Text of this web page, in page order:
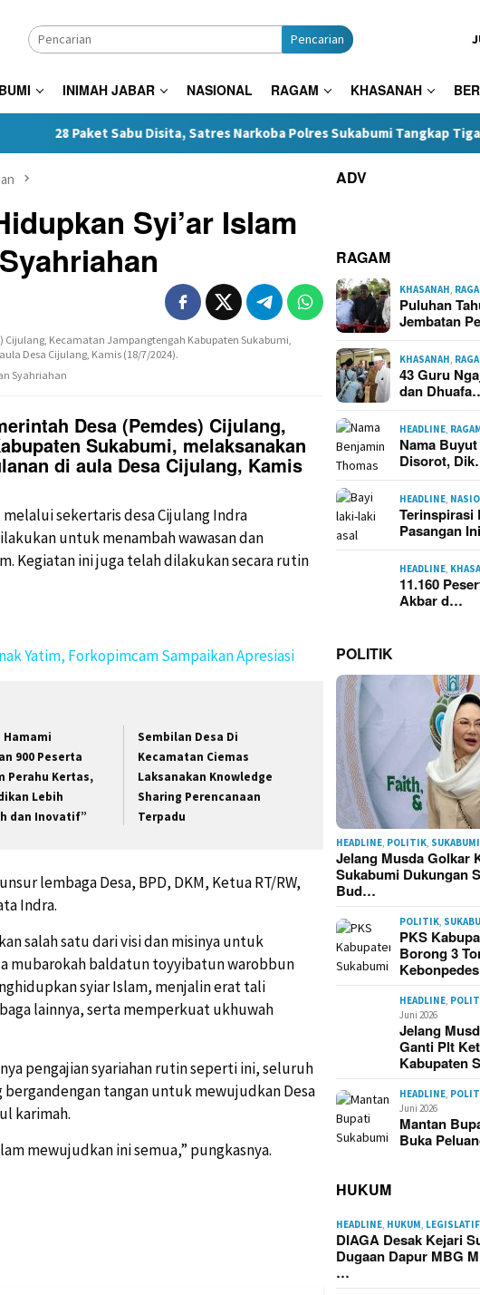
Pencarian
INIMAH JABAR NASIONAL RAGAM KHASANAH
Sabu Disita, Satres Narkoba Polres Sukabumi Tangkap Tiga Pelaku di
Syi’ar Islam
Syahriahan
Desa (Pemdes) Cijulang,
Sukabumi, melaksanakan
di aula Desa Cijulang, Kamis
sekertaris desa Cijulang Indra
untuk menambah wawasan dan
Kegiatan ini juga telah dilakukan secara rutin
Yatim, Forkopimcam Sampaikan Apresiasi
Hamami
900 Peserta
Perahu Kertas,
Lebih
dan Inovatif”
Sembilan Desa Di
Kecamatan Ciemas
Laksanakan Knowledge
Sharing Perencanaan
Terpadu
lembaga Desa, BPD, DKM, Ketua RT/RW,
Indra.
salah satu dari visi dan misinya untuk
mubarokah baldatun toyyibatun warobbun
syiar Islam, menjalin erat tali
lainnya, serta memperkuat ukhuwah
pengajian syariahan rutin seperti ini, seluruh
tangan untuk mewujudkan Desa
karimah.
mewujudkan ini semua,” pungkasnya.
ADV
RAGAM
KHASANAH,
Puluhan
Jembatan
KHASANAH,
43 Guru
dan
HEADLINE,
Nama
Disorot,
HEADLINE,
Terinspirasi
Pasangan
HEADLINE,
11.160
Akbar d…
POLITIK
HEADLINE POLITIK
Jelang Musda Golkar
Sukabumi Dukungan
Bud…
POLITIK
PKS
Borong 3
Kebonpedes
HEADLINE
Juni 2026
Jelang
Ganti Plt
Kabupaten
HEADLINE
Juni 2026
Mantan
Buka
HUKUM
HEADLINE HUKUM LEGISLATIF
DIAGA Desak Kejari
Dugaan Dapur MBG
…